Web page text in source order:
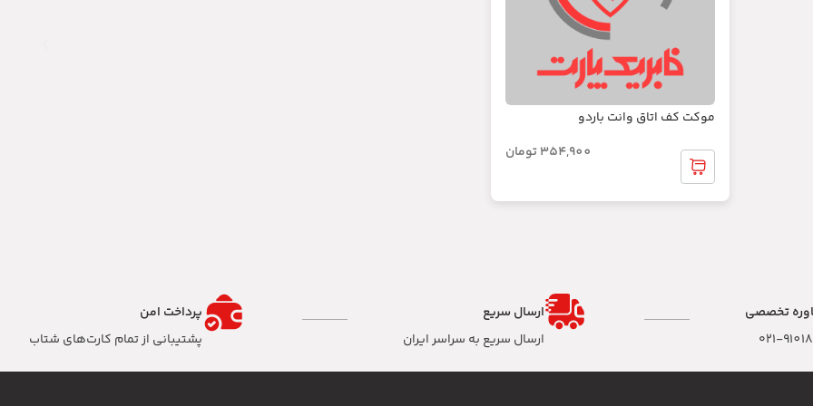
موکت کف اتاق وانت باردو
354,900 تومان
تخصصی
ارسال سریع
ارسال سریع به سراسر ایران
پرداخت امن
پشتیبانی از تمام کارت‌های شتاب